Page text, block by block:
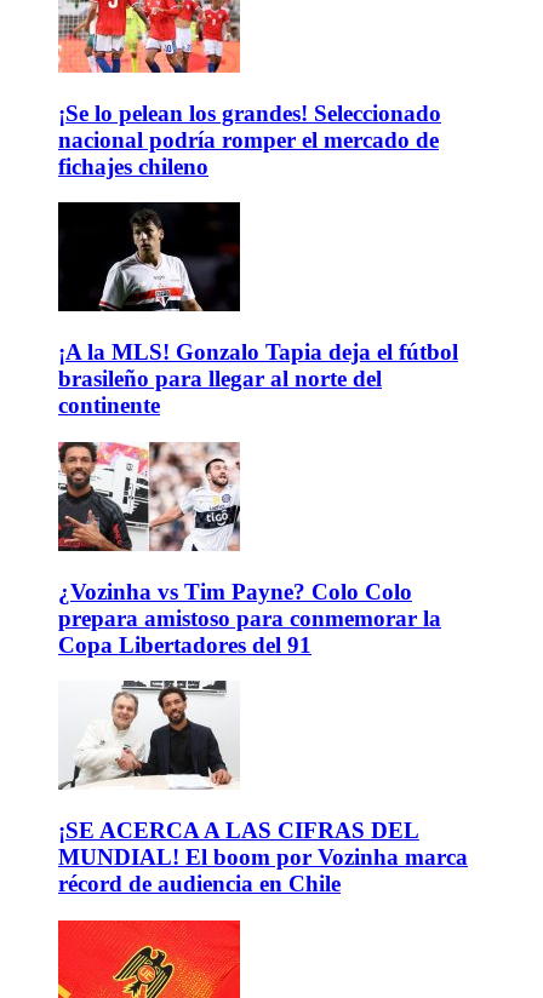
¡Se lo pelean los grandes! Seleccionado
nacional podría romper el mercado de
fichajes chileno
¡A la MLS! Gonzalo Tapia deja el fútbol
brasileño para llegar al norte del
continente
¿Vozinha vs Tim Payne? Colo Colo
prepara amistoso para conmemorar la
Copa Libertadores del 91
¡SE ACERCA A LAS CIFRAS DEL
MUNDIAL! El boom por Vozinha marca
récord de audiencia en Chile